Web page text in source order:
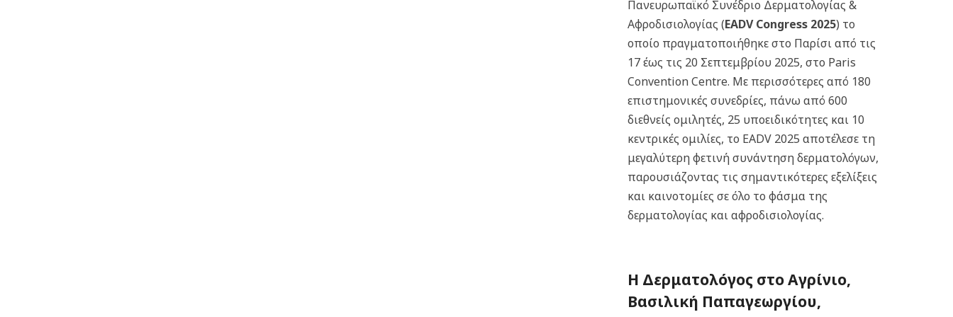
Πανευρωπαϊκό Συνέδριο Δερματολογίας &
Αφροδισιολογίας (EADV Congress 2025) το
οποίο πραγματοποιήθηκε στο Παρίσι από τις
17 έως τις 20 Σεπτεμβρίου 2025, στο Paris
Convention Centre. Με περισσότερες από 180
επιστημονικές συνεδρίες, πάνω από 600
διεθνείς ομιλητές, 25 υποειδικότητες και 10
κεντρικές ομιλίες, το EADV 2025 αποτέλεσε τη
μεγαλύτερη φετινή συνάντηση δερματολόγων,
παρουσιάζοντας τις σημαντικότερες εξελίξεις
και καινοτομίες σε όλο το φάσμα της
δερματολογίας και αφροδισιολογίας.
Η Δερματολόγος στο Αγρίνιο,
Βασιλική Παπαγεωργίου,